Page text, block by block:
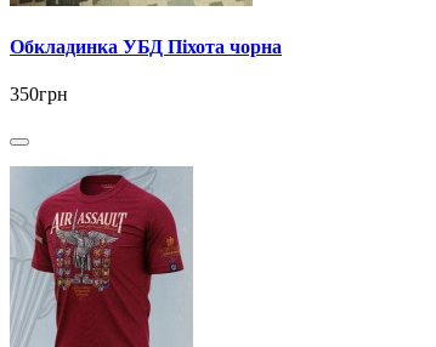
Обкладинка УБД Піхота чорна
350грн